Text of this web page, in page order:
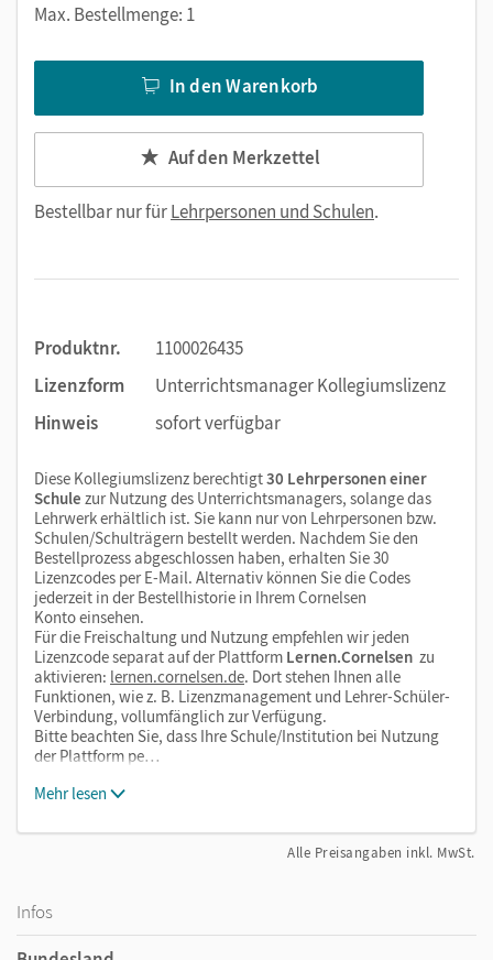
Max. Bestellmenge: 1
In den Warenkorb
Auf den Merkzettel
Bestellbar nur fürLehrpersonen und Schulen.
Produktnr.
1100026435
Lizenzform
Unterrichtsmanager Kollegiumslizenz
Hinweis
sofort verfügbar
Diese Kollegiumslizenz berechtigt30 Lehrpersonen einer
Schule zur Nutzung des Unterrichtsmanagers, solange das
Lehrwerk erhältlich ist. Sie kann nur von Lehrpersonen bzw.
Schulen/Schulträgern bestellt werden. Nachdem Sie den
Bestellprozess abgeschlossen haben, erhalten Sie 30
Lizenzcodes per E-Mail. Alternativ können Sie die Codes
jederzeit in der Bestellhistorie in Ihrem Cornelsen
Konto einsehen.
Für die Freischaltung und Nutzung empfehlen wir jeden
Lizenzcode separat auf der Plattform Lernen.Cornelsen zu
aktivieren: lernen.cornelsen.de. Dort stehen Ihnen alle
Funktionen, wie z. B. Lizenzmanagement und Lehrer-Schüler-
Verbindung, vollumfänglich zur Verfügung.
Bitte beachten Sie, dass Ihre Schule/Institution bei Nutzung
der Plattform pe…
Mehr lesen
Alle Preisangaben inkl. MwSt.
Infos